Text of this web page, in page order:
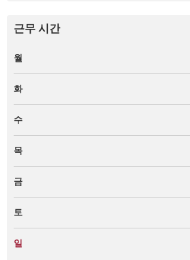
근무 시간
월
화
수
목
금
토
일